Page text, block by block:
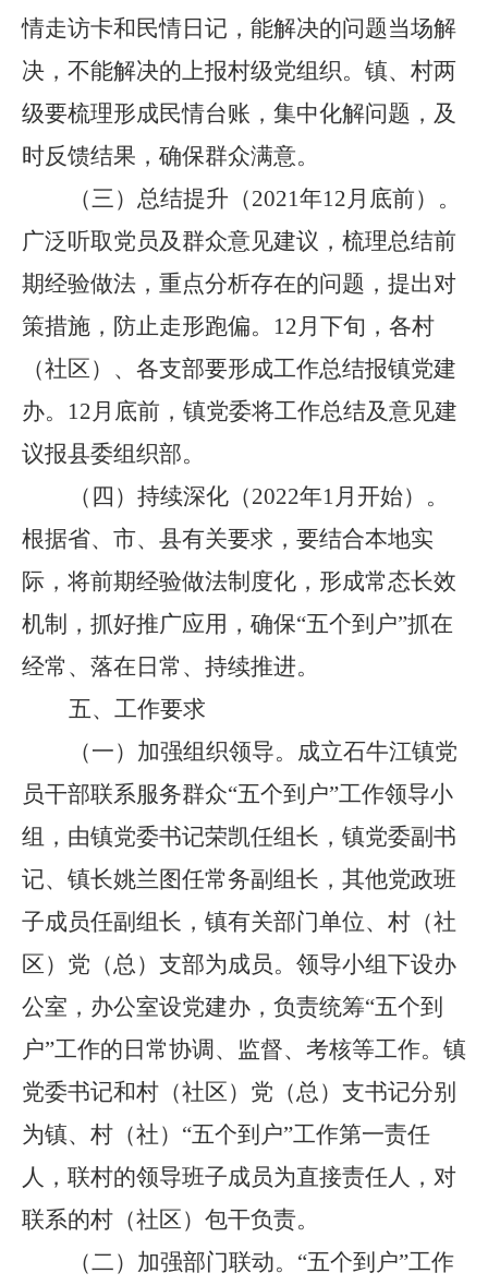
情走访卡和 民情日记，能解决的问题当场解
决，不能解决的上报村级党组织。 镇、 村两
级要梳理形成民情台账，集中化解问题，及
时反馈结果，确保群众满意。
（三） 总结提升（2021年12 月底前）。
广泛听取党员及群众意见建议，梳理总结前
期经验做法，重点分析存在的问题，提出对
策措施，防止走形跑偏。 12 月 下旬，各村
（社区）、各支部要形成工作总结报镇党建
办。 12 月 底前，镇党委将工作总结及意见建
议报县委组织部。
（四） 持续深化（2022年1 月开始）。
根据省、市、县有关要求，要结合本地实
际，将前期经验做法制度化，形成常态长效
机制，抓好推广应用，确保“五个到户”抓在
经常、落在日常、持续推进。
五、工作要求
（一） 加强组织领导。 成立石牛江镇党
员干部联系服务群众“五个到户”工作领导小
组，由镇党委书记荣凯任组长， 镇党委副书
记、镇长姚兰图任常务副组长， 其他党政班
子成员任副组长， 镇有关部门单位、 村（社
区）党（总）支部为成员。领导小组下设办
公室，办公室设党建办 ，负责统筹“五个到
户”工作的日常协调、监督、考核等工作。 镇
党委书记和村 （社区） 党 （总）支书记分别
为镇、村（社） “五个到户”工作第一责任
人，联村的领导班子成员为直接责任人，对
联系的村 （社区） 包干负责。
（二） 加强部门联动。 “五个到户”工作